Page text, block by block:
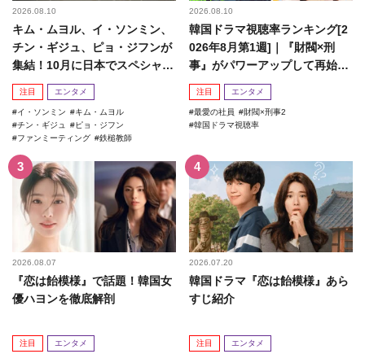
2026.08.10
キム・ムヨル、イ・ソンミン、
チン・ギジュ、ピョ・ジフンが
集結！10月に日本でスペシャル
ファンミーティング開催決...
注目 エンタメ
イ・ソンミン
キム・ムヨル
チン・ギジュ
ピョ・ジフン
ファンミーティング
鉄槌教師
2026.08.10
韓国ドラマ視聴率ランキング[2
026年8月第1週]｜『財閥×刑
事』がパワーアップして再始
動！
注目 エンタメ
最愛の社員
財閥×刑事2
韓国ドラマ視聴率
2026.08.07
『恋は飴模様』で話題！韓国女
優ハヨンを徹底解剖
注目 エンタメ
2026.07.20
韓国ドラマ『恋は飴模様』あら
すじ紹介
注目 エンタメ